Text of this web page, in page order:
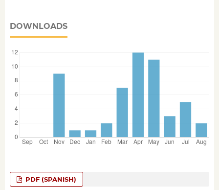
DOWNLOADS
PDF (SPANISH)